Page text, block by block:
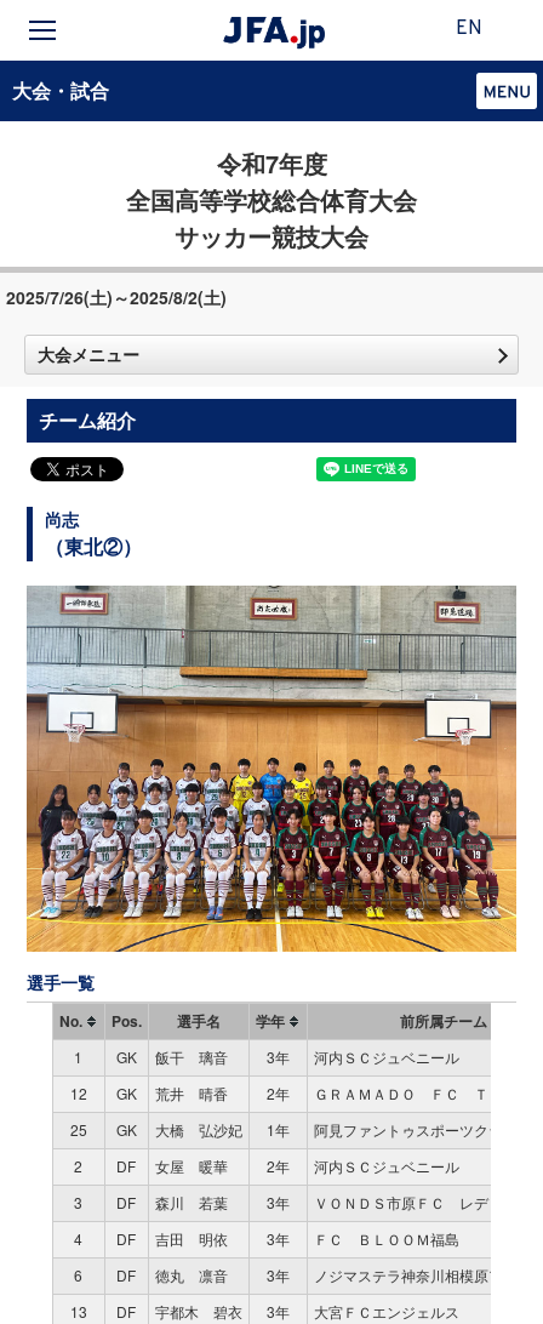
EN
大会・試合
令和7年度
全国高等学校総合体育大会
サッカー競技大会
2025/7/26(土)～2025/8/2(土)
大会メニュー
チーム紹介
尚志
（東北②）
選手一覧
No. Pos. 選手名 学年 前所属チーム
1 GK 飯干 璃音 3年
河内ＳＣジュベニール
12
GK 荒井 晴香 2年
ＧＲＡＭＡＤＯ ＦＣ ＴＯＫＩ
25
GK 大橋 弘沙妃 1年
阿見ファントゥスポーツクラブ
2
DF 女屋 暖華 2年
河内ＳＣジュベニール
3
DF 森川 若葉 3年
ＶＯＮＤＳ市原ＦＣ レディース
4
DF 吉田 明依 3年
ＦＣ ＢＬＯＯＭ福島
6
DF 徳丸 凛音 3年
ノジマステラ神奈川相模原アヴェ
13
DF 宇都木 碧衣 3年
大宮ＦＣエンジェルス